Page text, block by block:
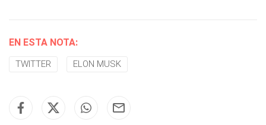
EN ESTA NOTA:
TWITTER ELON MUSK